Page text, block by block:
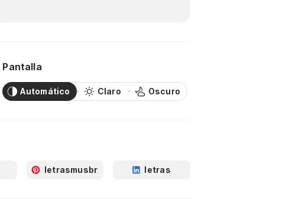
Pantalla
Automático Claro Oscuro
letrasmusbr letras